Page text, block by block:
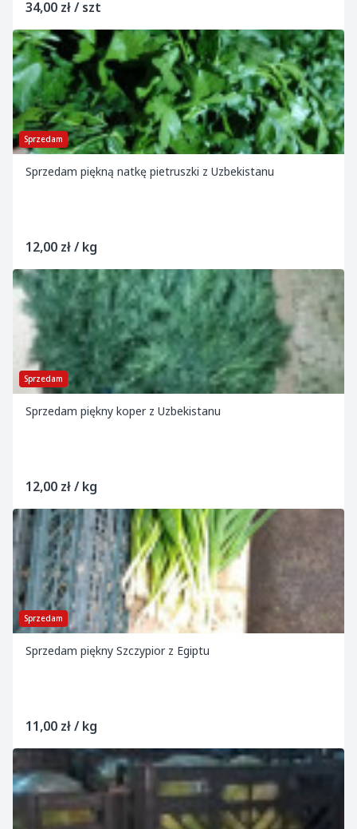
34,00 zł / szt
Sprzedam
Sprzedam piękną natkę pietruszki z Uzbekistanu
12,00 zł / kg
Sprzedam
Sprzedam piękny koper z Uzbekistanu
12,00 zł / kg
Sprzedam
Sprzedam piękny Szczypior z Egiptu
11,00 zł / kg